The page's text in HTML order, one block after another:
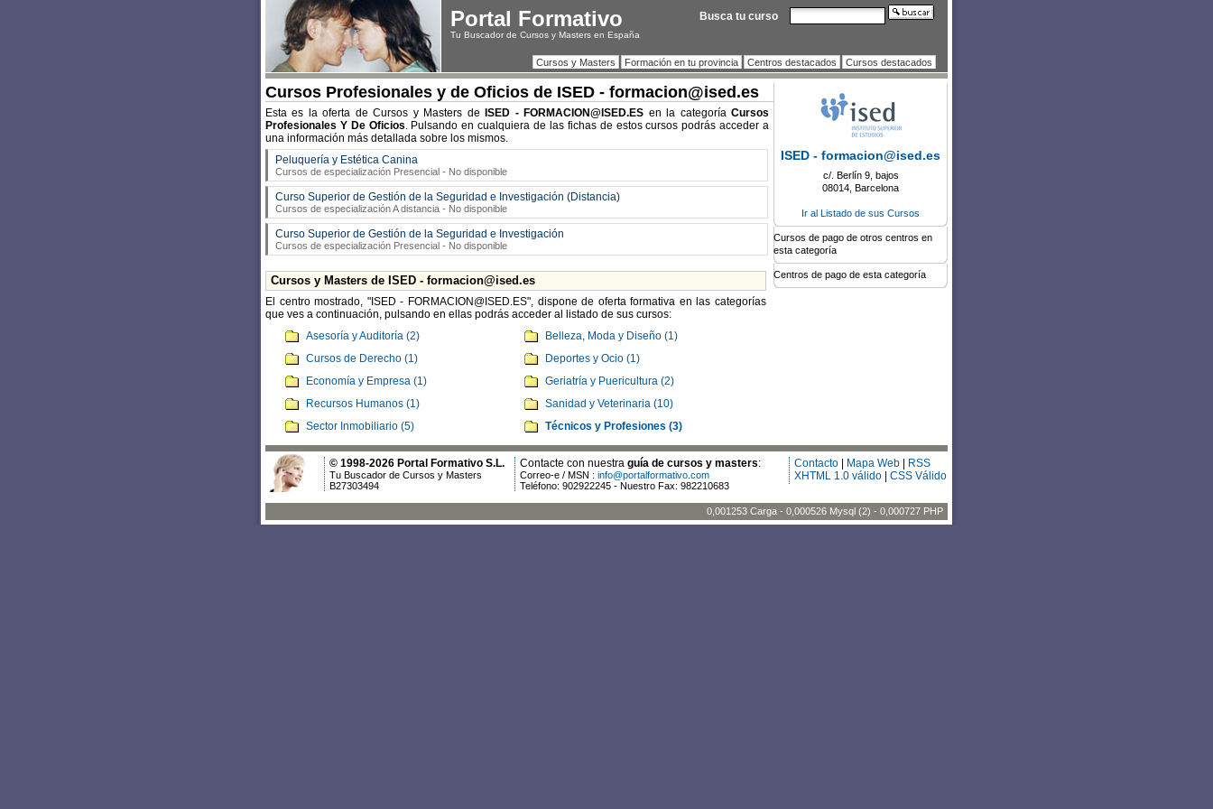
Portal Formativo
Tu Buscador de Cursos y Masters en España
Cursos y Masters Formación en tu provincia Centros destacados Cursos destacados
ISED - formacion@ised.es
c/. Berlín 9, bajos
08014, Barcelona
Ir al Listado de sus Cursos
Cursos de pago de otros centros en
esta categoría
Centros de pago de esta categoría
Cursos Profesionales y de Oficios de ISED - formacion@ised.es
Esta es la oferta de Cursos y Masters de ISED - FORMACION@ISED.ES en la categoríaCursos
Profesionales Y De Oficios. Pulsando en cualquiera de las fichas de estos cursos podrás acceder a
una información más detallada sobre los mismos.
Peluquería y Estética Canina
Cursos de especialización Presencial - No disponible
Curso Superior de Gestión de la Seguridad e Investigación (Distancia)
Cursos de especialización A distancia - No disponible
Curso Superior de Gestión de la Seguridad e Investigación
Cursos de especialización Presencial - No disponible
Cursos y Masters de ISED - formacion@ised.es
El centro mostrado, "ISED - FORMACION@ISED.ES", dispone de oferta formativa en las categorías
que ves a continuación, pulsando en ellas podrás acceder al listado de sus cursos:
Asesoría y Auditoría (2)
Belleza, Moda y Diseño (1)
Cursos de Derecho (1)
Deportes y Ocio (1)
Economía y Empresa (1)
Geriatría y Puericultura (2)
Recursos Humanos (1)
Sanidad y Veterinaria (10)
Sector Inmobiliario (5)
Técnicos y Profesiones (3)
Busca tu curso
© 1998-2026 Portal Formativo S.L.
Tu Buscador de Cursos y Masters
B27303494
Contacte con nuestra guía de cursos y masters:
Correo-e / MSN : info@portalformativo.com
Teléfono: 902922245 - Nuestro Fax: 982210683
Contacto Mapa Web
RSS
XHTML 1.0 válido
CSS Válido
0,001253 Carga - 0,000526 Mysql (2) - 0,000727 PHP